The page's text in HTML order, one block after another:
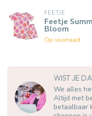
FEETJE
Feetje
Bloom
Op voorraad
WIST JE
We alles
Altijd met
betaalbaar